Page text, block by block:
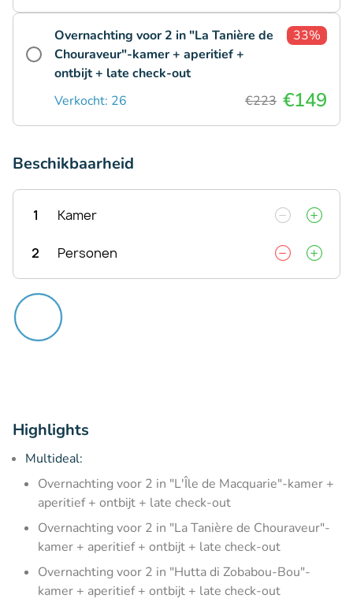
Overnachting voor 2 in "La Tanière de
Chouraveur"-kamer + aperitief +
ontbijt + late check-out
33%
Verkocht: 26 €223 €149
Beschikbaarheid
1 Kamer
2 Personen
Highlights
Multideal:
Overnachting voor 2 in "L'Île de Macquarie"-kamer +
aperitief + ontbijt + late check-out
Overnachting voor 2 in "La Tanière de Chouraveur"-
kamer + aperitief + ontbijt + late check-out
Overnachting voor 2 in "Hutta di Zobabou-Bou"-
kamer + aperitief + ontbijt + late check-out